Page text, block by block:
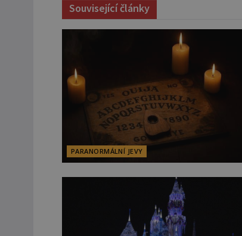
Související články
PARANORMÁLNÍ JEVY